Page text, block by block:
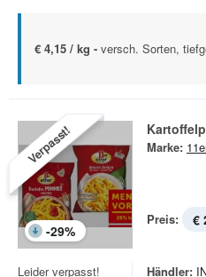
€ 4,15 / kg - versch. Sorten,
Verpasst!
-29%
Marke:
Preis: €
Leider verpasst!
Händler: